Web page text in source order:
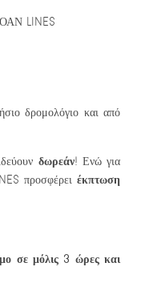
LINES
δρομολόγιο και από
δωρεάν! Ενώ για
προσφέρει έκπτωση
σε μόλις 3 ώρες και